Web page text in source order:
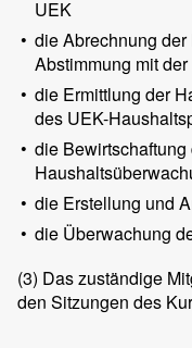
UEK
• die Abrechnung
Abstimmung mit
• die Ermittlung der
des UEK-
• die
• die Erstellung und
• die Überwachung
(3) Das zuständige
den Sitzungen des